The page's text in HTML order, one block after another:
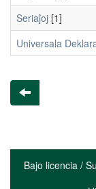
Seriaĵoj [1]
Universala
Bajo licencia /